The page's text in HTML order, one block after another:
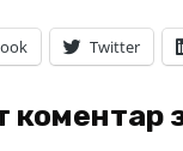
Twitter
коментар